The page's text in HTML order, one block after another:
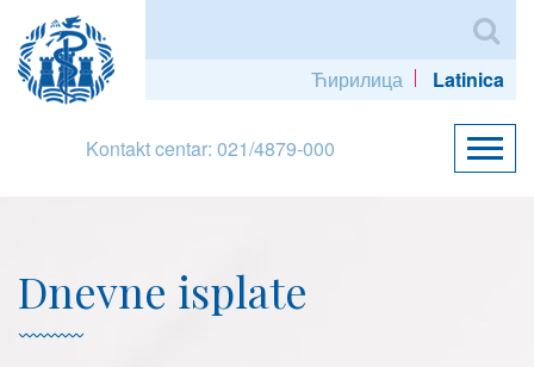
Ћирилица Latinica
Kontakt centar: 021/4879-000
Dnevne isplate